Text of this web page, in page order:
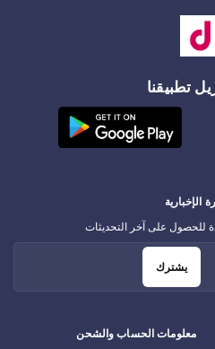
تطبيقنا
معلومات الحساب والشحن
الإخبارية
للحصول على آخر التحديثات
يشترك